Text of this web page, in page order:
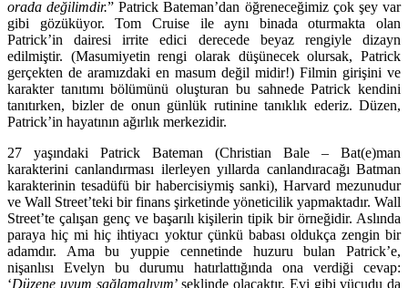
orada değilimdir.” Patrick Bateman’dan öğreneceğimiz çok şey var
gibi gözüküyor. Tom Cruise ile aynı binada oturmakta olan
Patrick’in dairesi irrite edici derecede beyaz rengiyle dizayn
edilmiştir. (Masumiyetin rengi olarak düşünecek olursak, Patrick
gerçekten de aramızdaki en masum değil midir!) Filmin girişini ve
karakter tanıtımı bölümünü oluşturan bu sahnede Patrick kendini
tanıtırken, bizler de onun günlük rutinine tanıklık ederiz. Düzen,
Patrick’in hayatının ağırlık merkezidir.
27 yaşındaki Patrick Bateman (Christian Bale – Bat(e)man
karakterini canlandırması ilerleyen yıllarda canlandıracağı Batman
karakterinin tesadüfü bir habercisiymiş sanki), Harvard mezunudur
ve Wall Street’teki bir finans şirketinde yöneticilik yapmaktadır. Wall
Street’te çalışan genç ve başarılı kişilerin tipik bir örneğidir. Aslında
paraya hiç mi hiç ihtiyacı yoktur çünkü babası oldukça zengin bir
adamdır. Ama bu yuppie cennetinde huzuru bulan Patrick’e,
nişanlısı Evelyn bu durumu hatırlattığında ona verdiği cevap:
‘Düzene uyum sağlamalıyım’ şeklinde olacaktır. Evi gibi vücudu da